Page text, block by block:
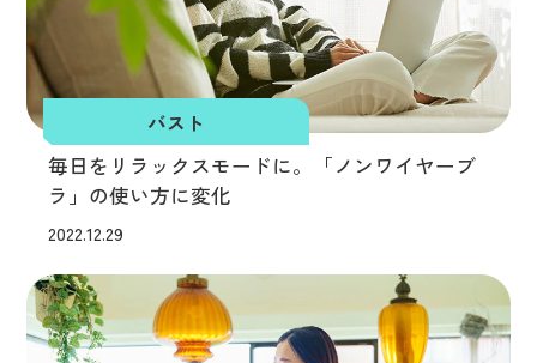
バスト
毎日をリラックスモードに。「ノンワイヤーブ
ラ」の使い方に変化
2022.12.29